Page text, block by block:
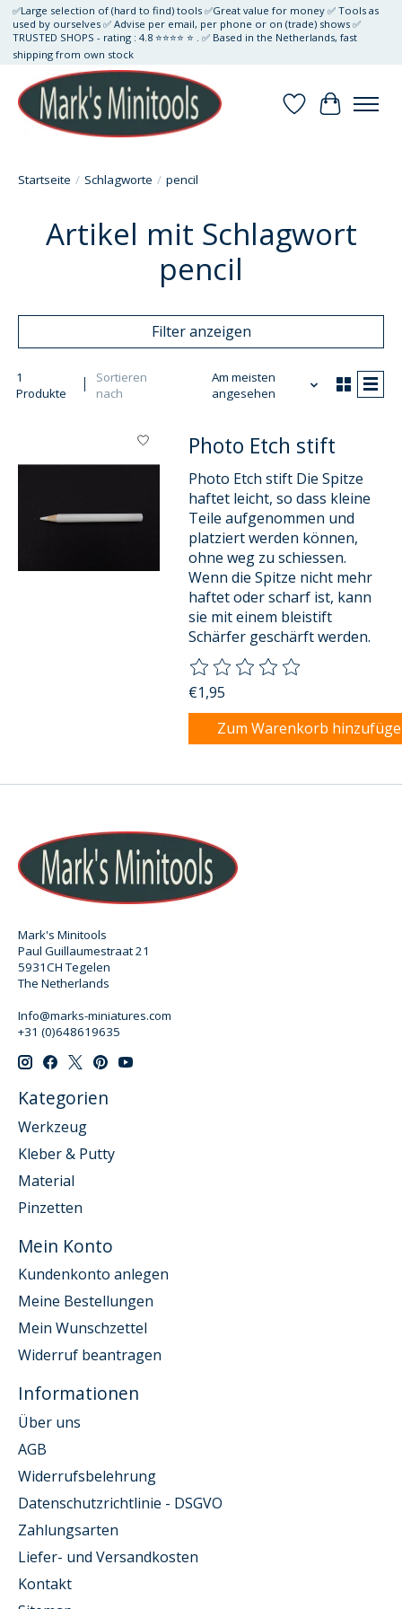
✅Large selection of (hard to find) tools ✅Great value for money ✅ Tools as
used by ourselves ✅ Advise per email, per phone or on (trade) shows ✅
TRUSTED SHOPS - rating : 4.8 ⭐⭐⭐⭐ ⭐ . ✅ Based in the Netherlands, fast
shipping from own stock
Wunschzettel
Ihr
Startseite / Schlagworte / pencil
Artikel mit Schlagwort
pencil
Filter anzeigen
1
Produkte
Sortieren
nach
Am meisten
angesehen
Photo Etch stift
Photo Etch stift Die Spitze
haftet leicht, so dass kleine
Teile aufgenommen und
platziert werden können,
ohne weg zu schiessen.
Wenn die Spitze nicht mehr
haftet oder scharf ist, kann
sie mit einem bleistift
Schärfer geschärft werden.
Die Bewertung dieses
€1,95
Zum Warenkorb
Mark's Minitools
Paul Guillaumestraat 21
5931CH Tegelen
The Netherlands
Info@marks-miniatures.com
+31 (0)648619635
Kategorien
Werkzeug
Kleber & Putty
Material
Pinzetten
Mein Konto
Kundenkonto anlegen
Meine Bestellungen
Mein Wunschzettel
Widerruf beantragen
Informationen
Über uns
AGB
Widerrufsbelehrung
Datenschutzrichtlinie - DSGVO
Zahlungsarten
Liefer- und Versandkosten
Kontakt